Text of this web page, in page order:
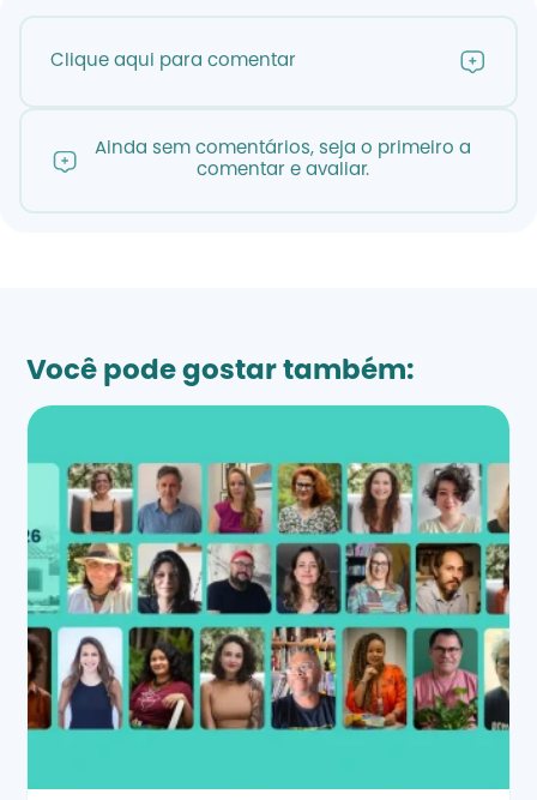
Clique aqui para comentar
Ainda sem comentários, seja o primeiro a
comentar e avaliar.
Você pode gostar também: